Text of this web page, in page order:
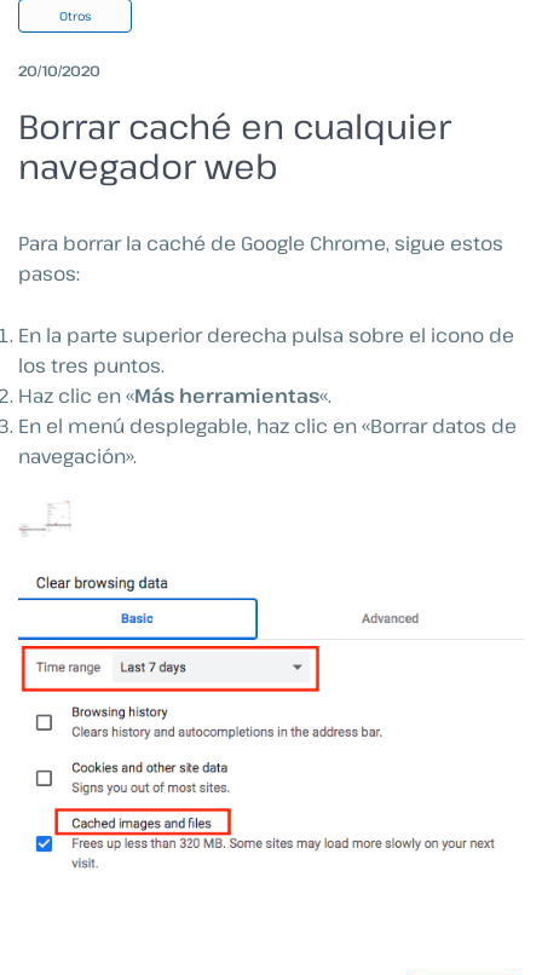
Otros
20/10/2020
Borrar caché en cualquier
navegador web
Para borrar la caché de Google Chrome, sigue estos
pasos:
En la parte superior derecha pulsa sobre el icono de
los tres puntos.
Haz clic en «Más herramientas«.
En el menú desplegable, haz clic en «Borrar datos de
navegación».